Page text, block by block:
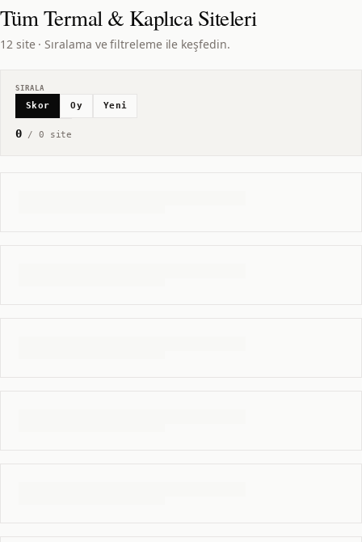
TümTermal & KaplıcaSiteleri
12 site · Sıralama ve filtreleme ile keşfedin.
SIRALA
Skor Oy Yeni
0/ 0 site